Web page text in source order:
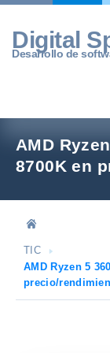
Skip
content
Digital
Desarrollo de
AMD
8700K en
TIC
AMD Ryzen 5
precio/